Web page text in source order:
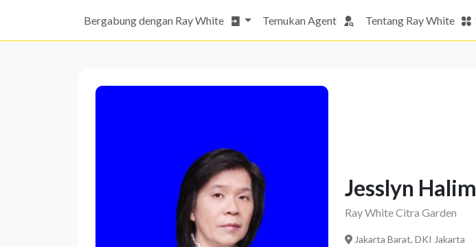
Bergabung dengan Ray White Temukan Agent Tentang Ray White
Jesslyn Halim
Ray White Citra Garden
Jakarta Barat, DKI Jakarta